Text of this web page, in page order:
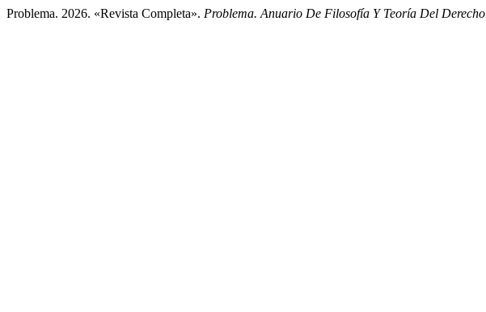
Problema. 2026. «Revista Completa». Problema. Anuario De Filosofía Y Teoría Del Derecho